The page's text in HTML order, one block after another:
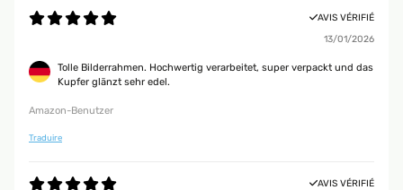
AVIS VÉRIFIÉ
08/07/2019
Oggetto perfettamente corrispondente alla descrizione. Arrivato alla data
indicata. Il prodotto e' di qualita' ottima, perfettamente imballato e di
consigliabile
AVIS VÉRIFIÉ
13/01/2026
Tolle Bilderrahmen. Hochwertig verarbeitet, super verpackt und das
Kupfer glänzt sehr edel.
Amazon-Benutzer
Traduire
AVIS VÉRIFIÉ